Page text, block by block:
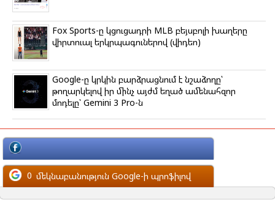
Fox Sports-ը կցուցադրի MLB բեյսբոլի խաղերը
վիրտուալ երկրպագուներով (վիդեո)
Google-ը կրկին բարձրացնում է նշաձողը՝
թողարկելով իր մինչ այժմ եղած ամենահզոր
մոդելը՝ Gemini 3 Pro-ն
մեկնաբանություն Facebook-ի պրոֆիլով
0 մեկնաբանություն Google-ի պրոֆիլով